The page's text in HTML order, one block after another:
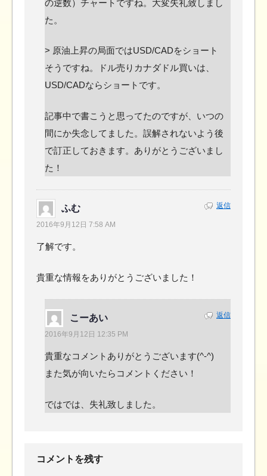
の逆数）チャートですね。大変失礼致しまし
た。
> 原油上昇の局面ではUSD/CADをショート
そうですね。ドル売りカナダドル買いは、
USD/CADならショートです。
記事中で書こうと思ってたのですが、いつの
間にか失念してました。誤解されないよう後
で訂正しておきます。ありがとうございまし
た！
ふむ
2016年9月12日 7:58 AM
了解です。
貴重な情報をありがとうございました！
返信
こーあい
2016年9月12日 12:35 PM
貴重なコメントありがとうございます(^-^)
また気が向いたらコメントください！
ではでは、失礼致しました。
返信
コメントを残す